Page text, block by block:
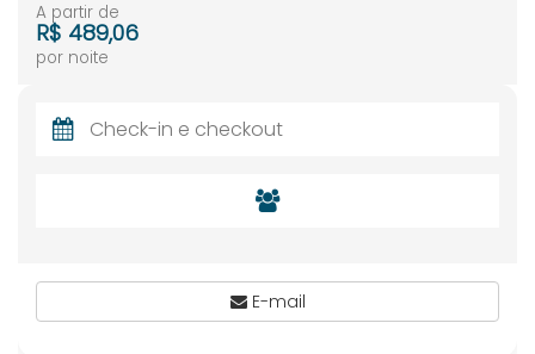
A partir de
R$ 489,06
por noite
E-mail